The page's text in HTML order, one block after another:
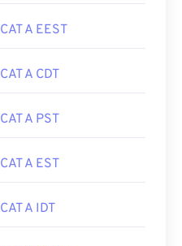
CAT A EEST
CAT A CDT
CAT A PST
CAT A EST
CAT A IDT